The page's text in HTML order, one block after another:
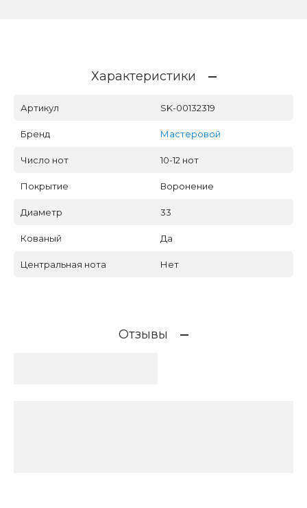
Характеристики
Артикул SK-00132319
Бренд Мастеровой
Число нот 10-12 нот
Покрытие Воронение
Диаметр 33
Кованый Да
Центральная нота Нет
Отзывы